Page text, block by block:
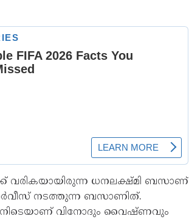
വരികയായിരുന്ന ധനലക്ഷ്മി ബസാണ്
നടത്തുന്ന ബസാണിത്.
വിനോദും വൈഷ്ണവും